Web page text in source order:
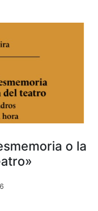
o la